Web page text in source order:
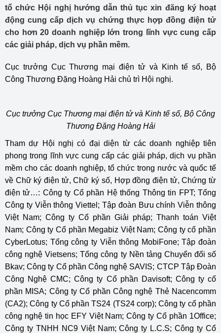
tổ chức Hội nghị hướng dẫn thủ tục xin đăng ký hoạt
động cung cấp dịch vụ chứng thực hợp đồng điện tử
cho hơn 20 doanh nghiệp lớn trong lĩnh vực cung cấp
các giải pháp, dịch vụ phần mềm.
Cục trưởng Cục Thương mại điện tử và Kinh tế số, Bộ
Công Thương Đặng Hoàng Hải chủ trì Hội nghị.
Cục trưởng Cục Thương mại điện tử và Kinh tế số, Bộ Công
Thương Đặng Hoàng Hải
Tham dự Hội nghị có đại diện từ các doanh nghiệp tiên
phong trong lĩnh vực cung cấp các giải pháp, dịch vụ phần
mềm cho các doanh nghiệp, tổ chức trong nước và quốc tế
về Chữ ký điện tử, Chữ ký số, Hợp đồng điện tử, Chứng từ
điện tử…: Công ty Cổ phần Hệ thống Thông tin FPT; Tổng
Công ty Viễn thông Viettel; Tập đoàn Bưu chính Viễn thông
Việt Nam; Công ty Cổ phần Giải pháp; Thanh toán Việt
Nam; Công ty Cổ phần Megabiz Việt Nam; Công ty cổ phần
CyberLotus; Tổng công ty Viễn thông MobiFone; Tập đoàn
công nghệ Vietsens; Tổng công ty Nền tảng Chuyển đổi số
Bkav; Công ty Cổ phần Công nghệ SAVIS; CTCP Tập Đoàn
Công Nghệ CMC; Công ty Cổ phần Davisoft; Công ty cổ
phần MISA; Công ty Cổ phần Công nghệ Thẻ Nacencomm
(CA2); Công ty Cổ phần TS24 (TS24 corp); Công ty cổ phần
công nghệ tin học EFY Việt Nam; Công ty Cổ phần 1Office;
Công ty TNHH NC9 Việt Nam; Công ty L.C.S; Công ty Cổ